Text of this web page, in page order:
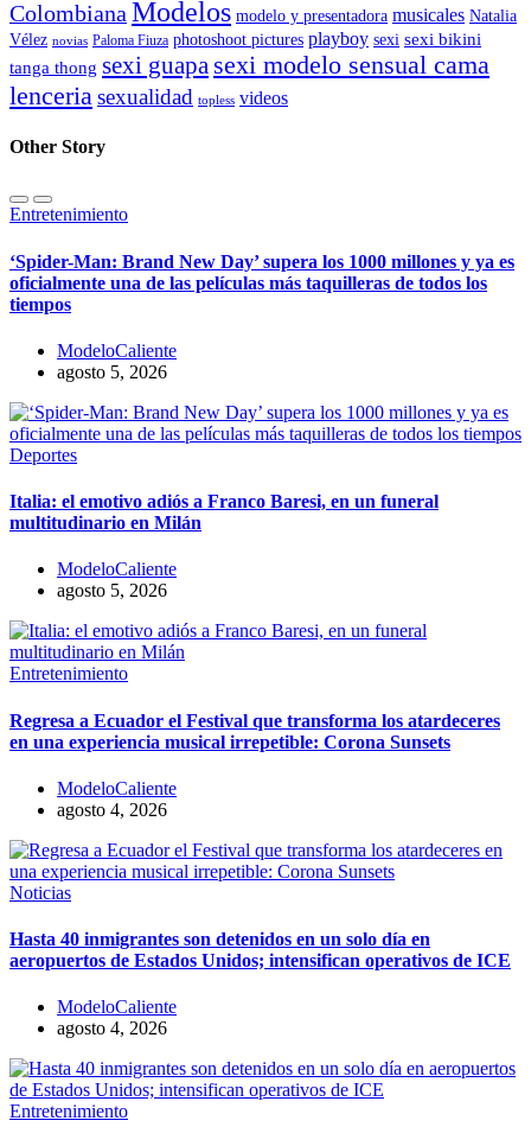
Colombiana Modelos modelo y presentadora musicales Natalia
Vélez novias Paloma Fiuza photoshoot pictures playboy sexi sexi bikini
tanga thong sexi guapa sexi modelo sensual cama
lenceria sexualidad topless videos
Other Story
Entretenimiento
‘Spider-Man: Brand New Day’ supera los 1000 millones y ya es
oficialmente una de las películas más taquilleras de todos los
tiempos
ModeloCaliente
agosto 5, 2026
Deportes
Italia: el emotivo adiós a Franco Baresi, en un funeral
multitudinario en Milán
ModeloCaliente
agosto 5, 2026
Entretenimiento
Regresa a Ecuador el Festival que transforma los atardeceres
en una experiencia musical irrepetible: Corona Sunsets
ModeloCaliente
agosto 4, 2026
Noticias
Hasta 40 inmigrantes son detenidos en un solo día en
aeropuertos de Estados Unidos; intensifican operativos de ICE
ModeloCaliente
agosto 4, 2026
Entretenimiento